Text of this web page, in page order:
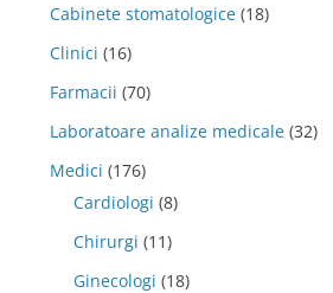
Cabinete stomatologice (18)
Clinici (16)
Farmacii (70)
Laboratoare analize medicale (32)
Medici (176)
Cardiologi (8)
Chirurgi (11)
Ginecologi (18)